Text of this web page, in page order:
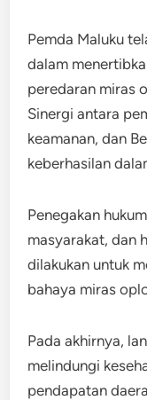
Pemda Maluku
dalam
peredaran miras
Sinergi antara
keamanan, dan
keberhasilan
Penegakan
masyarakat, dan
dilakukan untuk
bahaya miras
Pada akhirnya,
melindungi
pendapatan